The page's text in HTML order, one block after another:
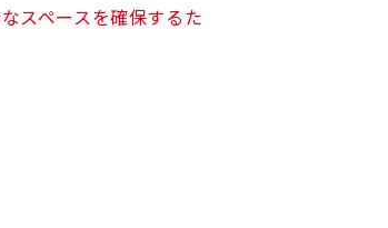
スペースを確保するた